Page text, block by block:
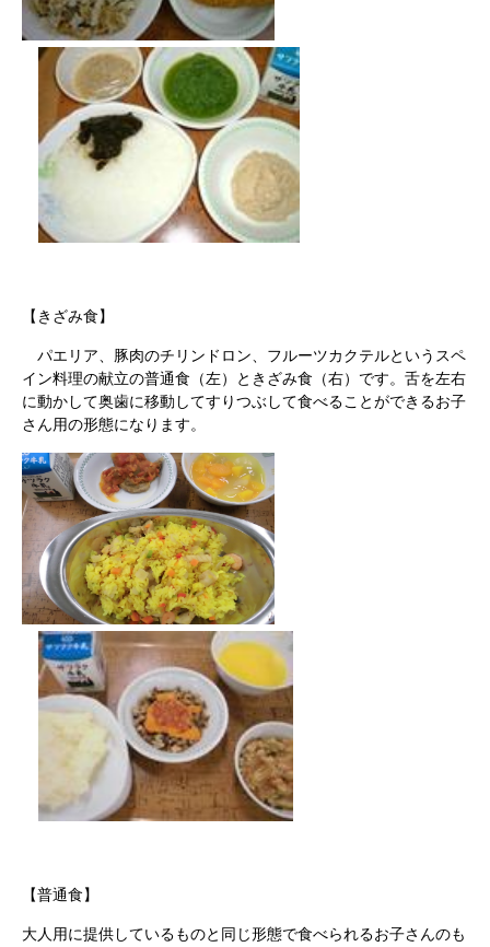
【きざみ食】
パエリア、豚肉のチリンドロン、フルーツカクテルというスペ
イン料理の献立の普通食（左）ときざみ食（右）です。舌を左右
に動かして奥歯に移動してすりつぶして食べることができるお子
さん用の形態になります。
【普通食】
大人用に提供しているものと同じ形態で食べられるお子さんのも